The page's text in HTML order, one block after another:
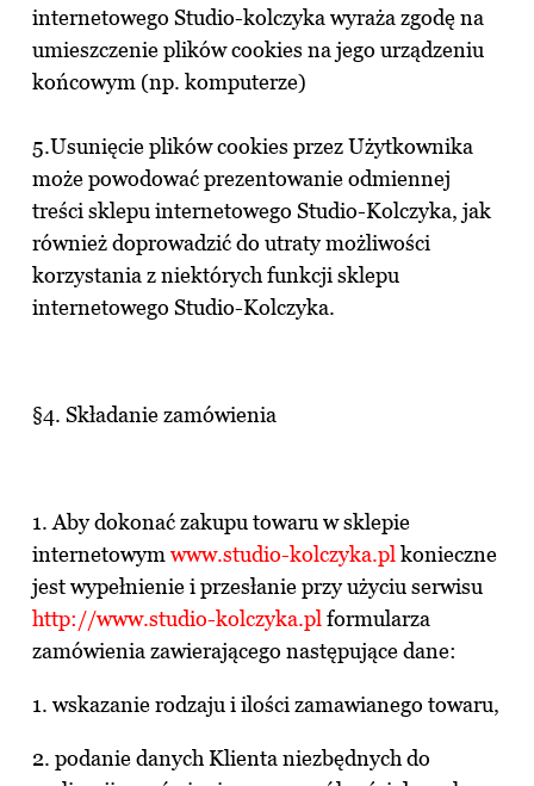
internetowego Studio-kolczyka wyraża zgodę na
umieszczenie plików cookies na jego urządzeniu
końcowym (np. komputerze)
5.Usunięcie plików cookies przez Użytkownika
może powodować prezentowanie odmiennej
treści sklepu internetowego Studio-Kolczyka, jak
również doprowadzić do utraty możliwości
korzystania z niektórych funkcji sklepu
internetowego Studio-Kolczyka.
§4. Składanie zamówienia
1. Aby dokonać zakupu towaru w sklepie
internetowym www.studio-kolczyka.pl konieczne
jest wypełnienie i przesłanie przy użyciu serwisu
http://www.studio-kolczyka.pl formularza
zamówienia zawierającego następujące dane:
1. wskazanie rodzaju i ilości zamawianego towaru,
2. podanie danych Klienta niezbędnych do